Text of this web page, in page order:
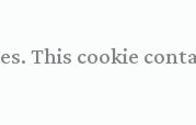
This cookie